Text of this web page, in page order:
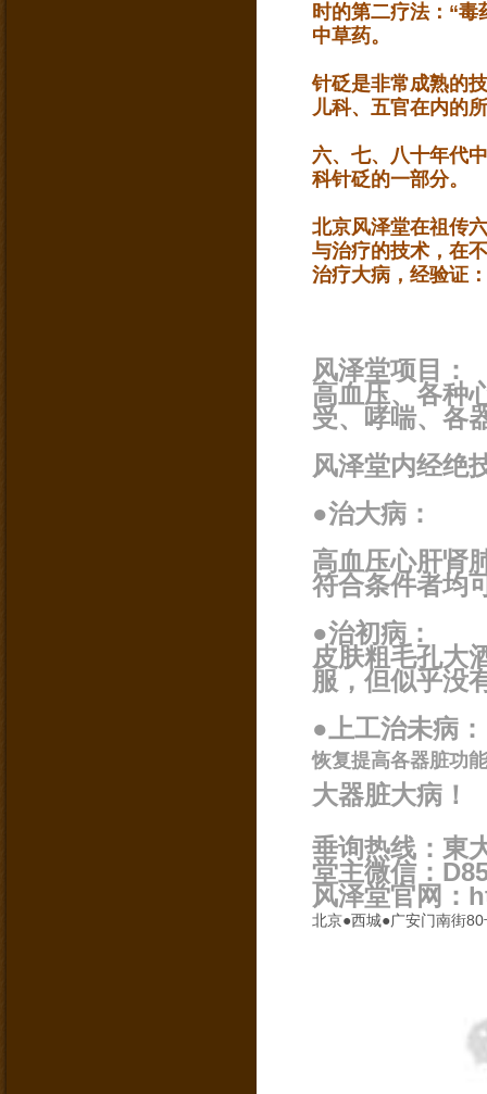
时的第二疗法：“
中草药。
针砭是非常成熟的
儿科、五官在内的
六、七、八十年代
科针砭的一部分。
北京风泽堂在祖传
与治疗的技术，在
治疗大病，经验证
风泽堂项目：
高血压、各种
受、哮喘、各
风泽堂内经绝
●治大病：
高血压心肝肾
符合条件者均
●治初病：
皮肤粗毛孔大
服，但似乎没
●上工治未病：
恢复提高各器脏功
大器脏大病！
垂询热线：東
堂主微信：
风泽堂官网
北京●西城●广安门南街